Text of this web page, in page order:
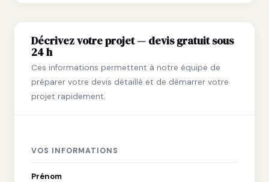
Décrivez votre projet — devis gratuit sous
24 h
Ces informations permettent à notre équipe de
préparer votre devis détaillé et de démarrer votre
projet rapidement.
VOS INFORMATIONS
Prénom